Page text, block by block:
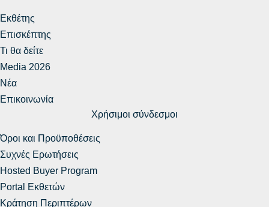
Εκθέτης
Επισκέπτης
Τι θα δείτε
Media 2026
Νέα
Επικοινωνία
Χρήσιμοι σύνδεσμοι
Όροι και Προϋποθέσεις
Συχνές Ερωτήσεις
Hosted Buyer Program
Portal Εκθετών
Κράτηση Περιπτέρων